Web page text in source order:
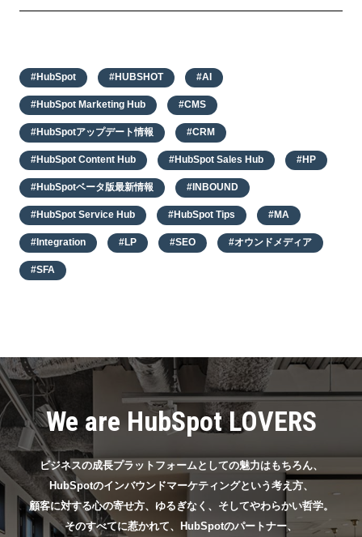
#HubSpot #HUBSHOT #AI
#HubSpot Marketing Hub #CMS
#HubSpotアップデート情報 #CRM
#HubSpot Content Hub #HubSpot Sales Hub #HP
#HubSpotベータ版最新情報 #INBOUND
#HubSpot Service Hub #HubSpot Tips #MA
#Integration #LP #SEO #オウンドメディア
#SFA
We are HubSpot LOVERS
ビジネスの成長プラットフォームとしての魅力はもちろん、
HubSpotのインバウンドマーケティングという考え方、
顧客に対する心の寄せ方、ゆるぎなく、そしてやわらかい哲学。
そのすべてに惹かれて、HubSpotのパートナー、